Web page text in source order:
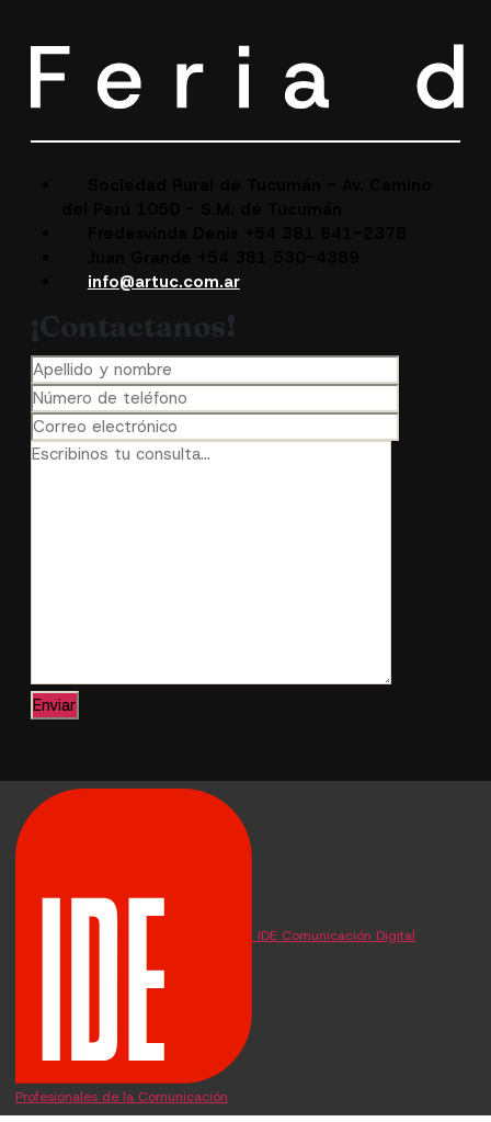
info@artuc.com.ar
¡Contactanos!
IDE Comunicación Digital
Profesionales de la Comunicación